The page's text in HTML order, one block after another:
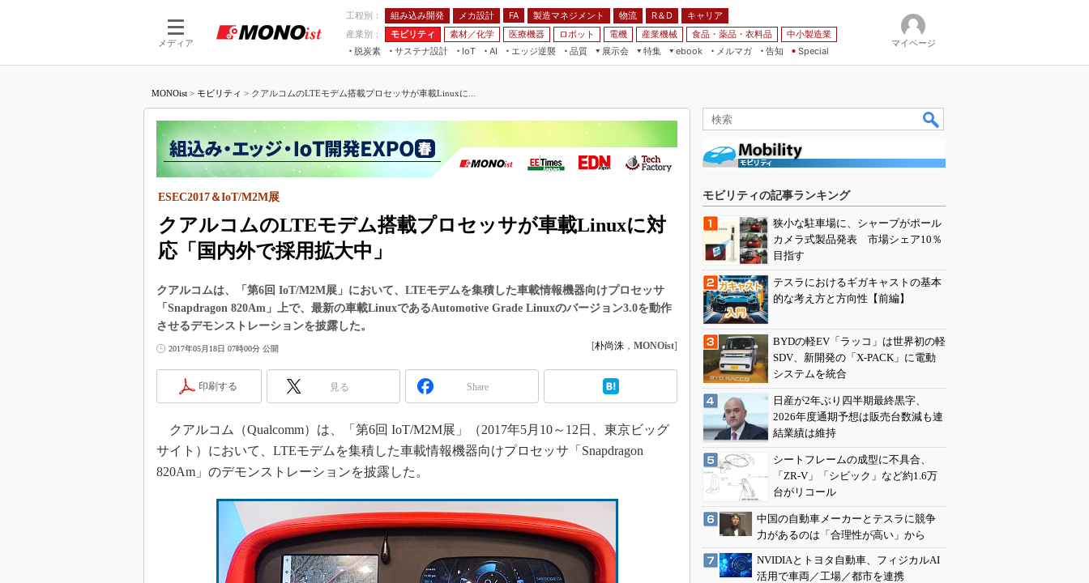
メディア
工程別： 組み込み開発 メカ設計 FA 製造マネジメント 物流 R＆D
キャリア
産業別：
モビリティ 素材／化学 医療機器 ロボット 電機 産業機械 食品・薬品・衣料品
中小製造業
脱炭素
サステナ設計
IoT
つながる工場
つながるサービス
AI
AI×設備保全
Physical AI
エッジ逆襲 品質
展示会
JIMTOF
組込み/エッジ コンピューティング
展＆IoT/5Gソリューション展
IIFES
TECHNO-FRONTIER
EdgeTech+
特集
5G
VR／AR
フィールドサービス
組み込み画像技術
車載ソフト開発
3Dプリンタ
デジタルツインとCAE
インダストリー4.0
メイドインジャパン
植物工場
知財マネジメント
ebook
製造マネジメント
FA
モビリティ
メルマガ
告知 Special
マイページ
MONOist > モビリティ > クアルコムのLTEモデム搭載プロセッサが車載Linuxに...
クアルコムのLTEモデム搭載プロセッサが車載Linuxに対
応「国内外で採用拡大中」
ESEC2017＆IoT/M2M展
クアルコムは、「第6回 IoT/M2M展」において、LTEモデムを集積した車載情報機器向けプロセッサ
「Snapdragon 820Am」上で、最新の車載LinuxであるAutomotive Grade Linuxのバージョン3.0を動作
させるデモンストレーションを披露した。
2017年05月18日 07時00分 公開 [朴尚洙 ， MONOist]
印刷する 見る Share
クアルコム（Qualcomm）は、「第6回 IoT/M2M展」（2017年5月10～12日、東京ビッグ
サイト）において、LTEモデムを集積した車載情報機器向けプロセッサ「Snapdragon
820Am」のデモンストレーションを披露した。
モビリティの記事ランキング
狭小な駐車場に、シャープがポール
カメラ式製品発表 市場シェア10％
目指す
テスラにおけるギガキャストの基本
的な考え方と方向性【前編】
BYDの軽EV「ラッコ」は世界初の軽
SDV、新開発の「X-PACK」に電動
システムを統合
日産が2年ぶり四半期最終黒字、
2026年度通期予想は販売台数減も連
結業績は維持
シートフレームの成型に不具合、
「ZR-V」「シビック」など約1.6万
台がリコール
中国の自動車メーカーとテスラに競争
力があるのは「合理性が高い」から
NVIDIAとトヨタ自動車、フィジカルAI
活用で車両／工場／都市を連携